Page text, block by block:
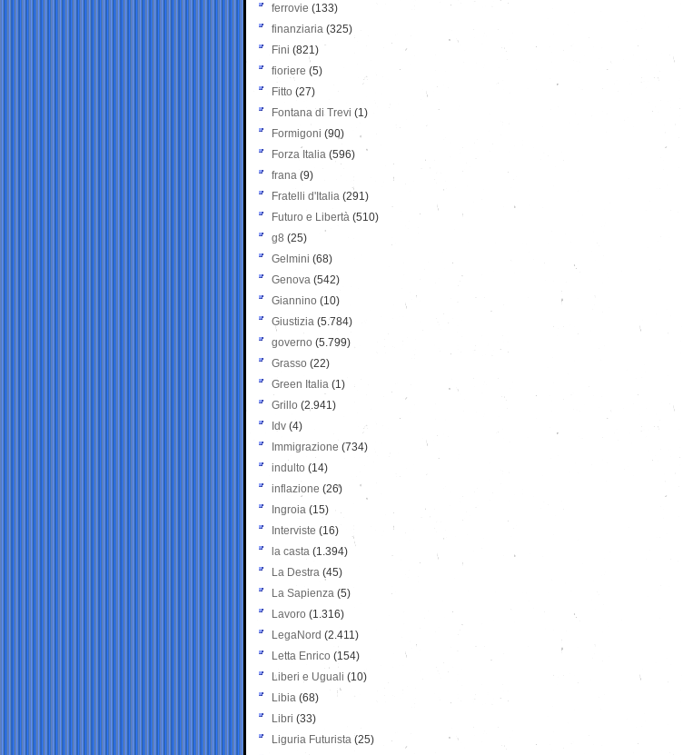
ferrovie (133)
finanziaria (325)
Fini (821)
fioriere (5)
Fitto (27)
Fontana di Trevi (1)
Formigoni (90)
Forza Italia (596)
frana (9)
Fratelli d'Italia (291)
Futuro e Libertà (510)
g8 (25)
Gelmini (68)
Genova (542)
Giannino (10)
Giustizia (5.784)
governo (5.799)
Grasso (22)
Green Italia (1)
Grillo (2.941)
Idv (4)
Immigrazione (734)
indulto (14)
inflazione (26)
Ingroia (15)
Interviste (16)
la casta (1.394)
La Destra (45)
La Sapienza (5)
Lavoro (1.316)
LegaNord (2.411)
Letta Enrico (154)
Liberi e Uguali (10)
Libia (68)
Libri (33)
Liguria Futurista (25)